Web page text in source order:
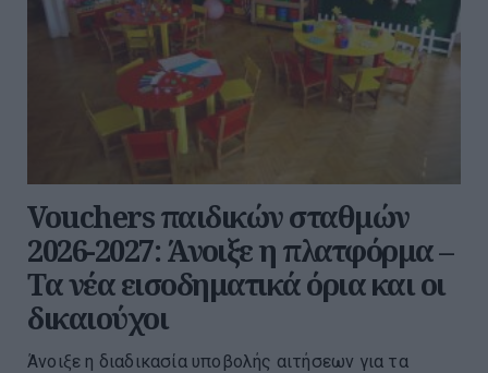
Vouchers παιδικών σταθμών
2026-2027: Άνοιξε η πλατφόρμα –
Τα νέα εισοδηματικά όρια και οι
δικαιούχοι
Άνοιξε η διαδικασία υποβολής αιτήσεων για τα